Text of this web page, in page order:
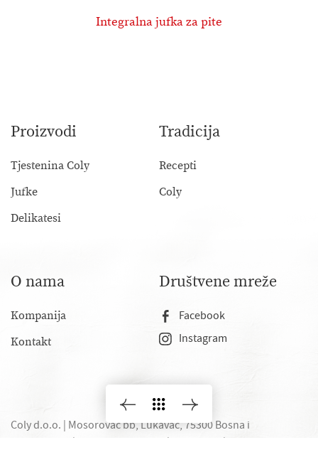
Integralna jufka za pite
Proizvodi
Tjestenina Coly
Jufke
Delikatesi
Tradicija
Recepti
Coly
O nama
Kompanija
Kontakt
Društvene mreže
Facebook
Instagram
Coly d.o.o. | Mosorovac bb, Lukavac, 75300 Bosna i
Hercegovina |
|
|